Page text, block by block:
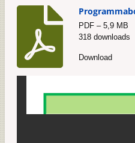
PDF – 5,9 MB
318 downloads
Download